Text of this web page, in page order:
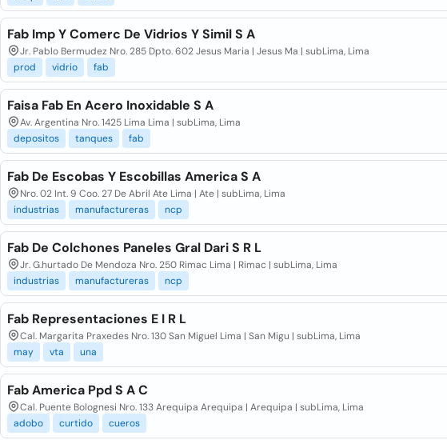
Fab Imp Y Comerc De Vidrios Y Simil S A
Jr. Pablo Bermudez Nro. 285 Dpto. 602 Jesus Maria | Jesus Ma | subLima, Lima
prod
vidrio fab
Faisa Fab En Acero Inoxidable S A
Av. Argentina Nro. 1425 Lima Lima | subLima, Lima
depositos
tanques fab
Fab De Escobas Y Escobillas America S A
Nro. 02 Int. 9 Coo. 27 De Abril Ate Lima | Ate | subLima, Lima
industrias
manufactureras ncp
Fab De Colchones Paneles Gral Dari S R L
Jr. G.hurtado De Mendoza Nro. 250 Rimac Lima | Rimac | subLima, Lima
industrias
manufactureras ncp
Fab Representaciones E I R L
Cal. Margarita Praxedes Nro. 130 San Miguel Lima | San Migu | subLima, Lima
may
vta una
Fab America Ppd S A C
Cal. Puente Bolognesi Nro. 133 Arequipa Arequipa | Arequipa | subLima, Lima
adobo
curtido cueros